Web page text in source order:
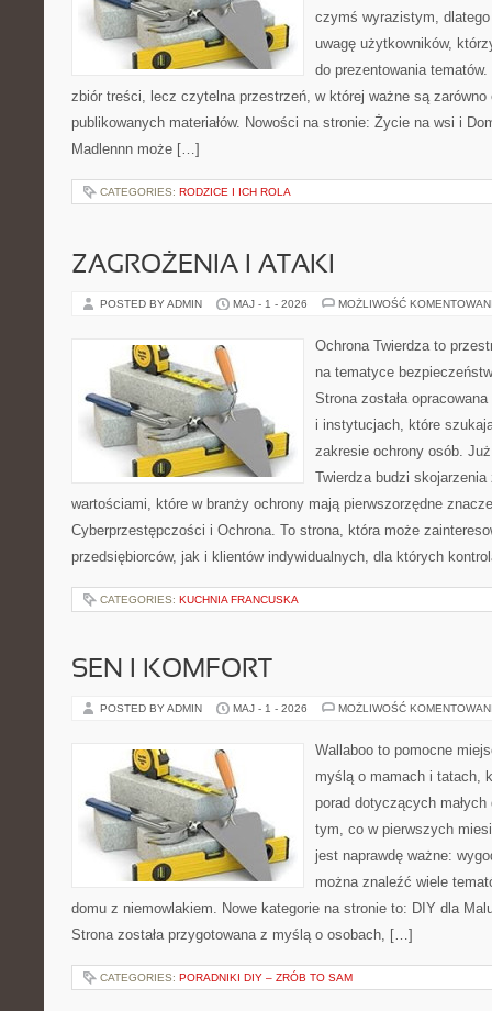
czymś wyrazistym,
uwagę użytkowników,
do prezentowania
zbiór treści, lecz czytelna przestrzeń, w której ważne są
publikowanych materiałów. Nowości na stronie: Życie na wsi i
Madlennn może […]
CATEGORIES: RODZICE I ICH ROLA
ZAGROŻENIA I ATAKI
POSTED BY ADMIN MAJ - 1 - 2026 MOŻLIWOŚĆ
Ochrona Twierdza to
na tematyce
Strona została
i instytucjach, które
zakresie ochrony osób.
Twierdza budzi
wartościami, które w branży ochrony mają pierwszorzędne
Cyberprzestępczości i Ochrona. To strona, która może
przedsiębiorców, jak i klientów indywidualnych, dla których
CATEGORIES: KUCHNIA FRANCUSKA
SEN I KOMFORT
POSTED BY ADMIN MAJ - 1 - 2026 MOŻLIWOŚĆ
Wallaboo to pomocne
myślą o mamach i tatach,
porad dotyczących
tym, co w pierwszych
jest naprawdę ważne:
można znaleźć wiele
domu z niemowlakiem. Nowe kategorie na stronie to: DIY dla
Strona została przygotowana z myślą o osobach, […]
CATEGORIES: PORADNIKI DIY – ZRÓB TO SAM